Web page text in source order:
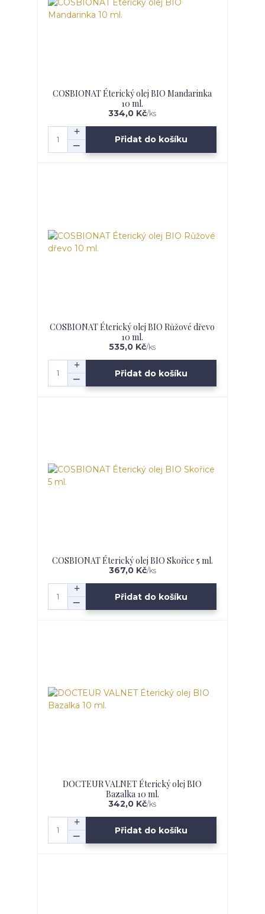
COSBIONAT Éterický olej BIO Mandarinka
10 ml.
334,0 Kč/ks
Přidat do košíku
COSBIONAT Éterický olej BIO Růžové dřevo
10 ml.
535,0 Kč/ks
Přidat do košíku
COSBIONAT Éterický olej BIO Skořice 5 ml.
367,0 Kč/ks
Přidat do košíku
DOCTEUR VALNET Éterický olej BIO
Bazalka 10 ml.
342,0 Kč/ks
Přidat do košíku